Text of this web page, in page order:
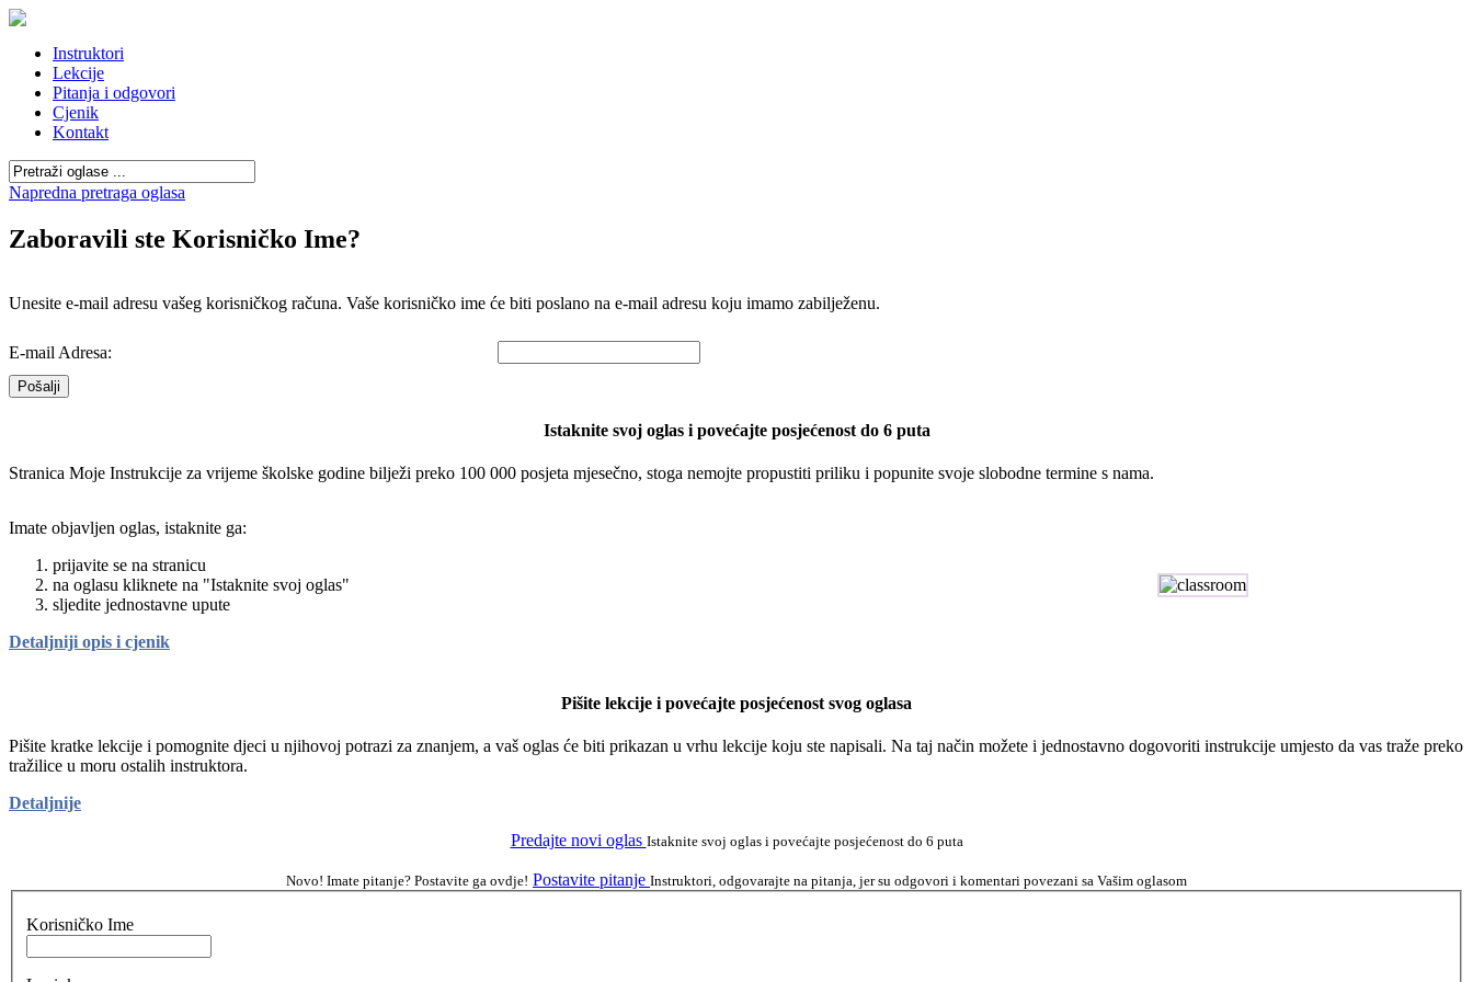
Instruktori
Lekcije
Pitanja i odgovori
Cjenik
Kontakt
Napredna pretraga oglasa
Zaboravili ste Korisničko Ime?
Unesite e-mail adresu vašeg korisničkog računa. Vaše korisničko ime će biti poslano na e-mail adresu koju imamo zabilježenu.
E-mail Adresa:
Pošalji
Istaknite svoj oglas i povećajte posjećenost do 6 puta
Stranica Moje Instrukcije za vrijeme školske godine bilježi preko 100 000 posjeta mjesečno, stoga nemojte propustiti priliku i popunite svoje slobodne termine s nama.
Imate objavljen oglas, istaknite ga:
prijavite se na stranicu
na oglasu kliknete na "Istaknite svoj oglas"
sljedite jednostavne upute
Detaljniji opis i cjenik
Pišite lekcije i povećajte posjećenost svog oglasa
Pišite kratke lekcije i pomognite djeci u njihovoj potrazi za znanjem, a vaš oglas će biti prikazan u vrhu lekcije koju ste napisali. Na taj način možete i jednostavno dogovoriti instrukcije umjesto da vas traže preko
tražilice u moru ostalih instruktora.
Detaljnije
Predajte novi oglas Istaknite svoj oglas i povećajte posjećenost do 6 puta
Novo! Imate pitanje? Postavite ga ovdje! Postavite pitanje Instruktori, odgovarajte na pitanja, jer su odgovori i komentari povezani sa Vašim oglasom
Korisničko Ime